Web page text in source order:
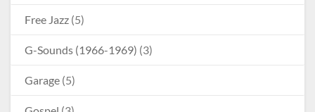
Free Jazz (5)
G-Sounds (1966-1969) (3)
Garage (5)